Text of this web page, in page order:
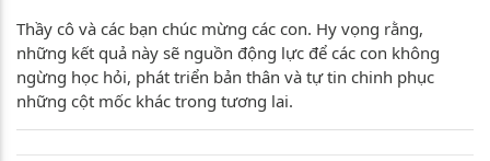
Thầy cô và các bạn chúc mừng các con. Hy vọng rằng,
những kết quả này sẽ nguồn động lực để các con không
ngừng học hỏi, phát triển bản thân và tự tin chinh phục
những cột mốc khác trong tương lai.